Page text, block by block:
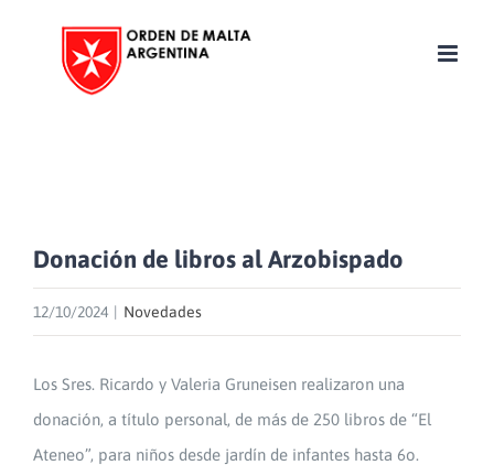
Donación de libros al Arzobispado
12/10/2024 Novedades
Los Sres. Ricardo y Valeria Gruneisen realizaron una
donación, a título personal, de más de 250 libros de “El
Ateneo”, para niños desde jardín de infantes hasta 6o.